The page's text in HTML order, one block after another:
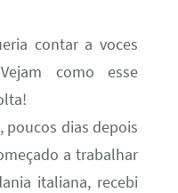
contar a voces
como esse
poucos dias depois
a trabalhar
italiana, recebi